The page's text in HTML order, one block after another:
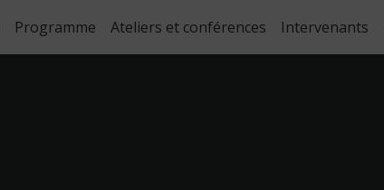
Programme Ateliers et conférences Intervenants